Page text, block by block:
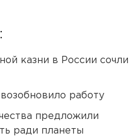
казни в России сочли
работу
предложили
ради планеты